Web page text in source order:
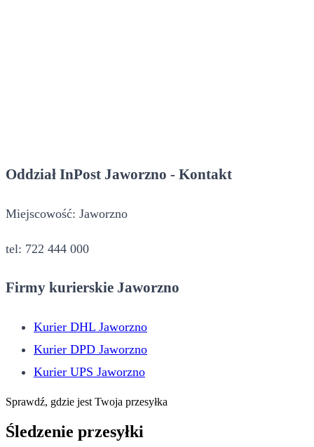
Oddział InPost Jaworzno - Kontakt
Miejscowość: Jaworzno
tel: 722 444 000
Firmy kurierskie Jaworzno
Kurier DHL Jaworzno
Kurier DPD Jaworzno
Kurier UPS Jaworzno
Sprawdź, gdzie jest Twoja przesyłka
Śledzenie przesyłki